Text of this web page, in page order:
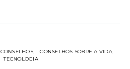
CONSELHOS
CONSELHOS SOBRE A VIDA
TECNOLOGIA